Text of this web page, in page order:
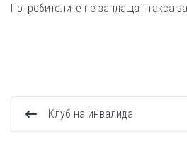
Потребителите не заплащат такса
Клуб на инвалида